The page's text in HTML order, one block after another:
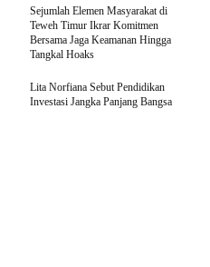
Sejumlah Elemen Masyarakat di
Teweh Timur Ikrar Komitmen
Bersama Jaga Keamanan Hingga
Tangkal Hoaks
Lita Norfiana Sebut Pendidikan
Investasi Jangka Panjang Bangsa